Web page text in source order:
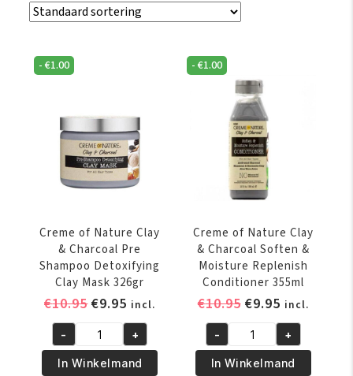
-€1.00
Creme of Nature Clay
& Charcoal Pre
Shampoo Detoxifying
Clay Mask 326gr
€10.95Oorspronkelijke
was:
€10.95.
€9.95 Huidige
prijs
is:
€9.95.
incl.
Creme
of
- +
In Winkelmand
-€1.00
Creme of Nature Clay
& Charcoal Soften &
Moisture Replenish
Conditioner 355ml
€10.95 Oorspronkelijke
was:
€10.95.
€9.95Huidige
prijs
is:
€9.95.
incl.
Creme
of
- +
In Winkelmand